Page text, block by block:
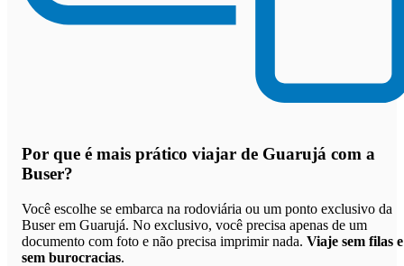
Por que é mais prático viajar de Guarujá com a
Buser?
Você escolhe se embarca na rodoviária ou um ponto exclusivo da
Buser em Guarujá. No exclusivo, você precisa apenas de um
documento com foto e não precisa imprimir nada. Viaje sem filas e
sem burocracias.